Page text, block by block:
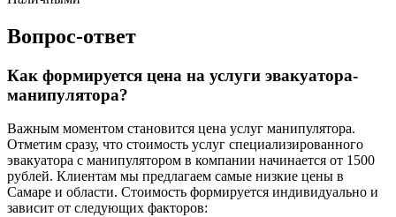
Вопрос-ответ
Как формируется цена на услуги эвакуатора-
манипулятора?
Важным моментом становится цена услуг манипулятора.
Отметим сразу, что стоимость услуг специализированного
эвакуатора с манипулятором в компании начинается от 1500
рублей. Клиентам мы предлагаем самые низкие цены в
Самаре и области. Стоимость формируется индивидуально и
зависит от следующих факторов: